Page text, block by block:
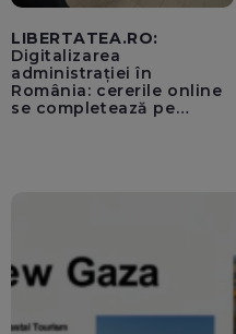
LIBERTATEA.RO:
Digitalizarea
administrației în
România: cererile online
se completează pe